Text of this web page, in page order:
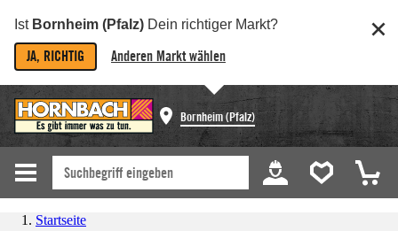
Ist Bornheim (Pfalz) Dein richtiger Markt?
JA, RICHTIG Anderen Markt wählen
Bornheim (Pfalz)
Startseite